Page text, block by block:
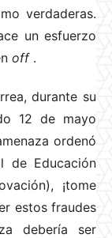
verdaderas.
un esfuerzo
off .
durante su
12 de mayo
ordenó
de Educación
¡tome
estos fraudes
debería ser